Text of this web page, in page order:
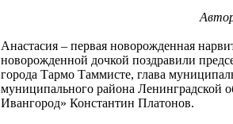
Анастасия – первая новорожденная
новорожденной дочкой поздравили
города Тармо Таммисте, глава
муниципального района Ленинградской
Ивангород» Константин Платонов.